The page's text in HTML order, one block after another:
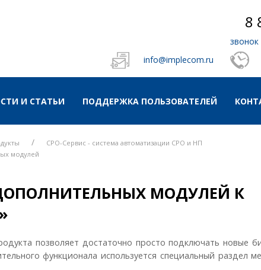
8
info@implecom.ru
И СТАТЬИ ПОДДЕРЖКА ПОЛЬЗОВАТЕЛЕЙ
СРО-Сервис - система автоматизации СРО и НП
модулей
МОДУЛЕЙ К
позволяет достаточно просто подключать новые
функционала используется специальный раздел